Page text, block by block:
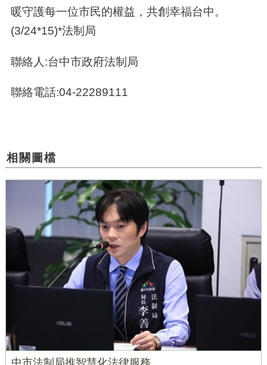
暖守護每一位市民的權益，共創幸福台中。
(3/24*15)*法制局
聯絡人:台中市政府法制局
聯絡電話:04-22289111
相關圖檔
中市法制局推智慧化法律服務